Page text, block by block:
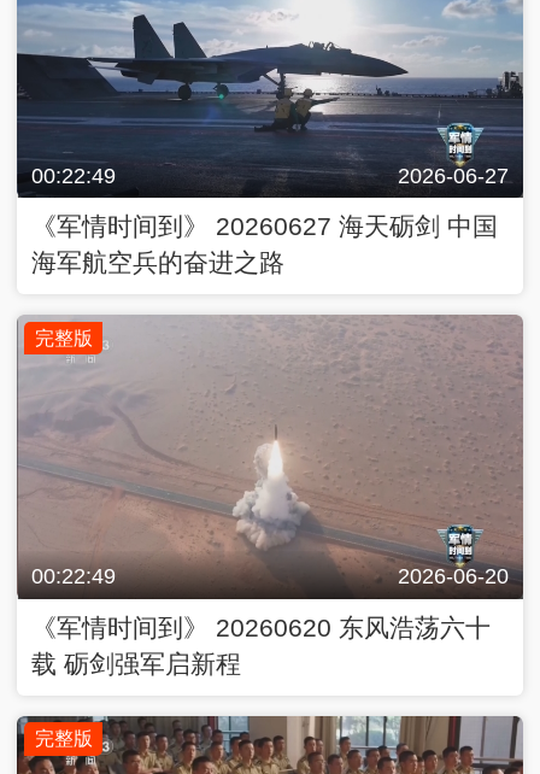
00:22:49 2026-06-27
《军情时间到》 20260627 海天砺剑 中国
海军航空兵的奋进之路
完整版
00:22:49 2026-06-20
《军情时间到》 20260620 东风浩荡六十
载 砺剑强军启新程
完整版